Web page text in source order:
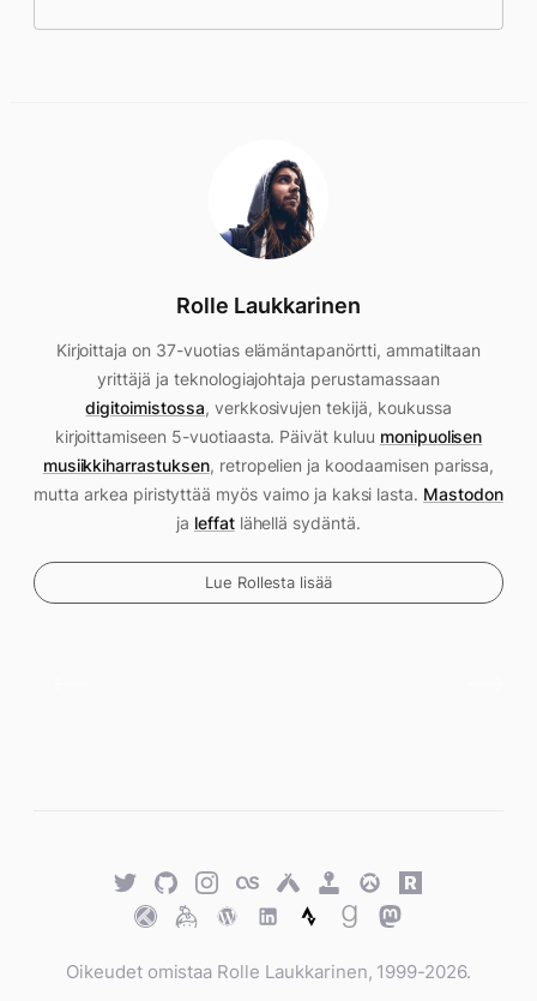
Rolle Laukkarinen
Kirjoittaja on 37-vuotias elämäntapanörtti, ammatiltaan
yrittäjä ja teknologiajohtaja perustamassaan
digitoimistossa, verkkosivujen tekijä, koukussa
kirjoittamiseen 5-vuotiaasta. Päivät kuluu monipuolisen
musiikkiharrastuksen, retropelien ja koodaamisen parissa,
mutta arkea piristyttää myös vaimo ja kaksi lasta. Mastodon
ja leffatlähellä sydäntä.
Lue Rollesta lisää
TwitterGitHubTwitterLast.fmUntappd
Retro
Achievements
Overwatch
Rawg.io
TraktKeybaseWordPress
WordPress
StravaGoodreads
Mastodon
Oikeudet omistaa Rolle Laukkarinen, 1999-2026.